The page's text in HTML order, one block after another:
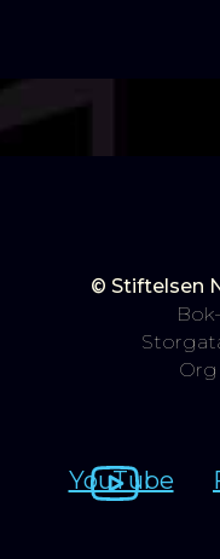
© Stiftelsen
Org
YouTube